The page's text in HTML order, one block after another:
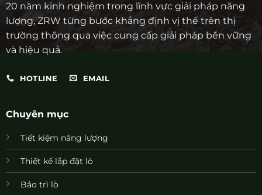
20 năm kinh nghiệm trong lĩnh vực giải pháp năng
lượng, ZRW từng bước khẳng định vị thế trên thị
trường thông qua việc cung cấp giải pháp bền vững
và hiệu quả.
HOTLINE EMAIL
Chuyên mục
Tiết kiệm năng lượng
Thiết kế lắp đặt lò
Bảo trì lò